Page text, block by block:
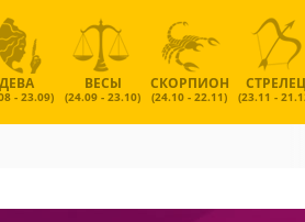
ДЕВА
- 23.09)
ВЕСЫ
(24.09 - 23.10)
СКОРПИОН
(24.10 - 22.11)
СТРЕЛЕЦ
(23.11 -